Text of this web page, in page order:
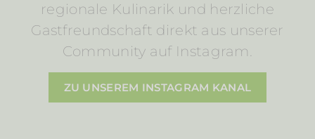
regionale Kulinarik und herzliche
Gastfreundschaft direkt aus unserer
Community auf Instagram.
ZU UNSEREM INSTAGRAM KANAL